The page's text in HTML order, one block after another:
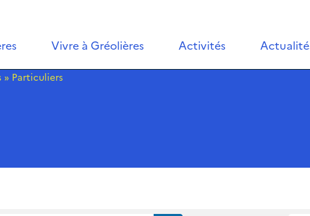
Vivre à Gréolières Activités
» Particuliers